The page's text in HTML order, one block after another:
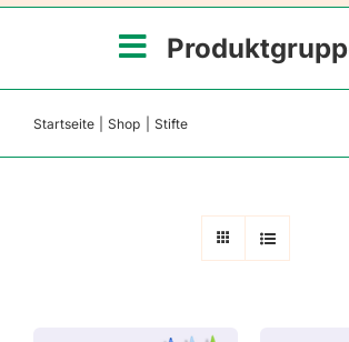
Startseite Shop Stifte